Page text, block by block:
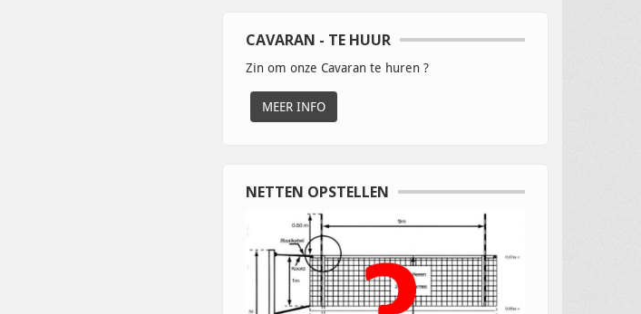
CAVARAN - TE HUUR
Zin om onze Cavaran te huren ?
MEER INFO
NETTEN OPSTELLEN